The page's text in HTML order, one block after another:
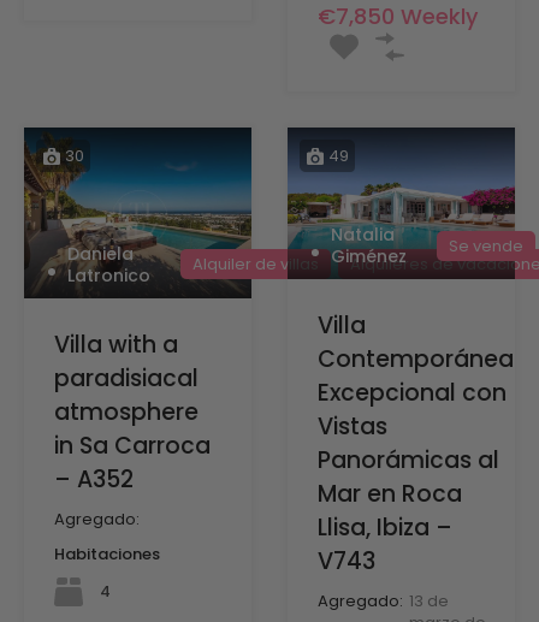
€7,850 Weekly
30
Daniela
Latronico
Alquiler de villas Alquileres de
Villa with a
paradisiacal
atmosphere
in Sa Carroca
– A352
Agregado:
Habitaciones
4
49
Natalia
Giménez
Se vende
Villa
Contemporánea
Excepcional con
Vistas
Panorámicas al
Mar en Roca
Llisa, Ibiza –
V743
Agregado: 13 de